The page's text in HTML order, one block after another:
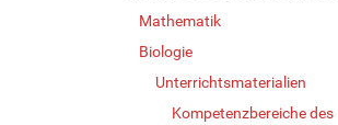
Mathematik
Biologie
Unterrichtsmaterialien
Kompetenzbereiche des